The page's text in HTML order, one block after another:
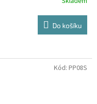
Do košíku
Kód: PP08S